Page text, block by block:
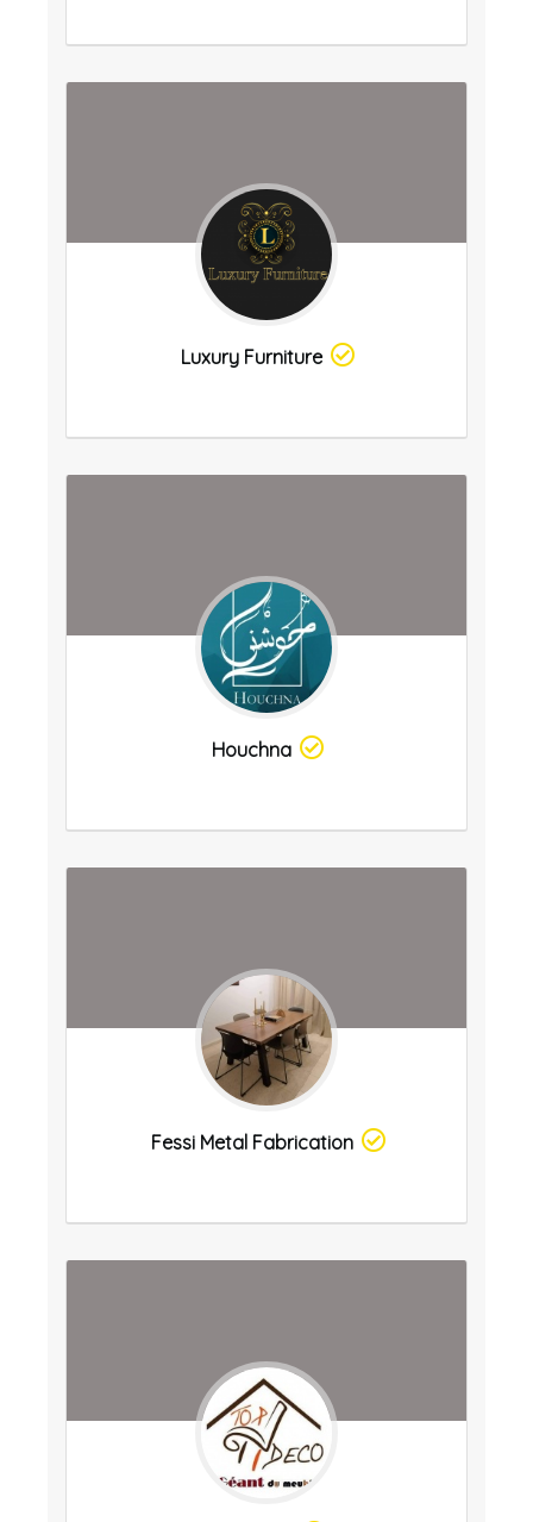
Luxury Furniture
Houchna
Fessi Metal Fabrication